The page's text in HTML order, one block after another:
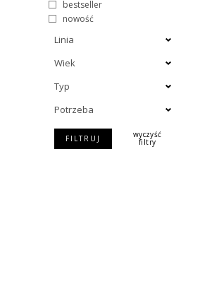
bestseller
nowość
Linia
Wiek
Typ
Potrzeba
FILTRUJ wyczyść
filtry